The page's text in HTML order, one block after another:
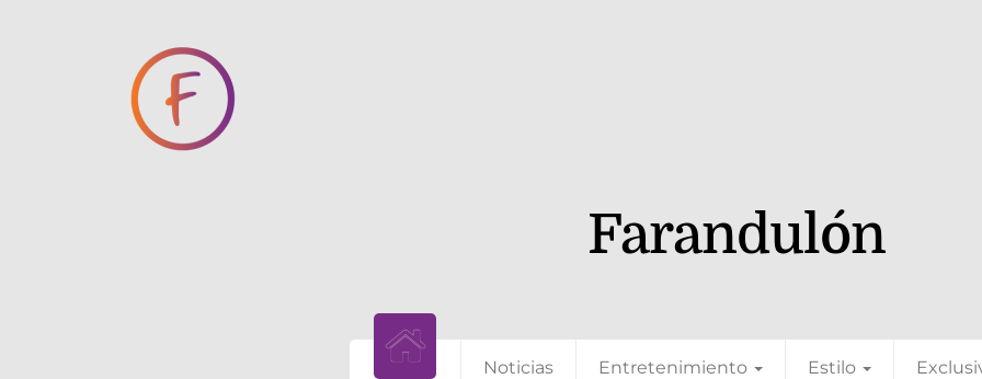
Farandulón
Noticias Entretenimiento Estilo